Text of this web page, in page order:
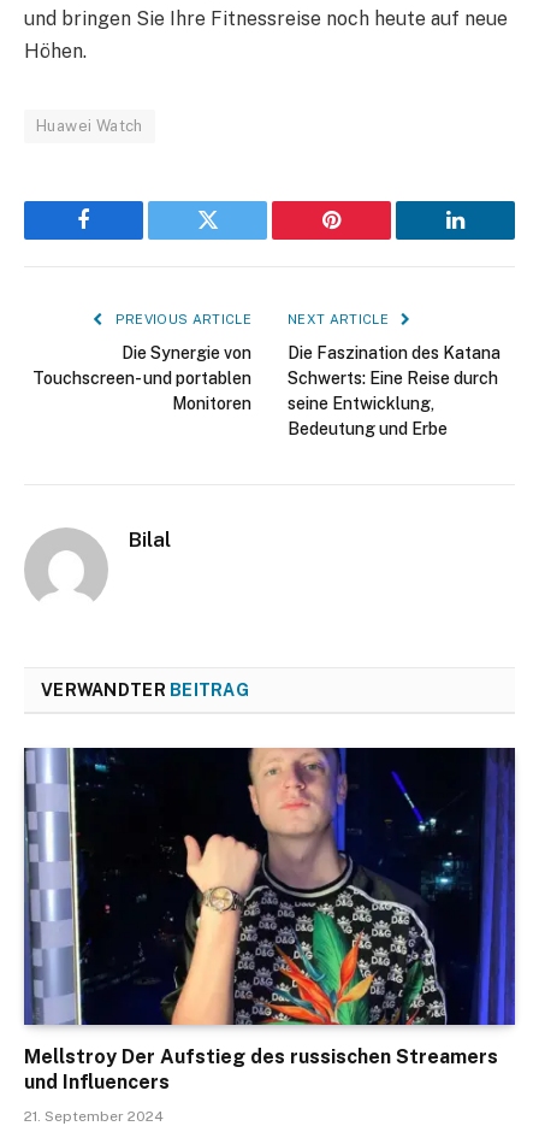
und bringen Sie Ihre Fitnessreise noch heute auf neue
Höhen.
Huawei Watch
Facebook Twitter Pinterest LinkedIn
PREVIOUS ARTICLE
Die Synergie von
Touchscreen- und portablen
Monitoren
NEXT ARTICLE
Die Faszination des Katana
Schwerts: Eine Reise durch
seine Entwicklung,
Bedeutung und Erbe
Bilal
VERWANDTER BEITRAG
Mellstroy Der Aufstieg des russischen Streamers
und Influencers
21. September 2024